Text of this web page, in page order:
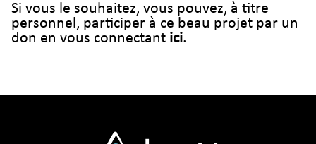
Si vous le souhaitez, vous pouvez, à titre
personnel, participer à ce beau projet par un
don en vous connectant ici.